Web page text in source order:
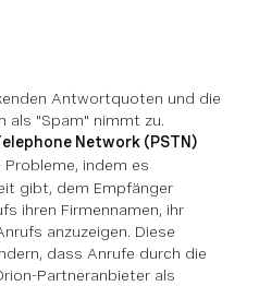
Antwortquoten und die
als "Spam" nimmt zu.
Network (PSTN)
indem es
gibt, dem Empfänger
ihren Firmennamen, ihr
anzuzeigen. Diese
dass Anrufe durch die
Partneranbieter als